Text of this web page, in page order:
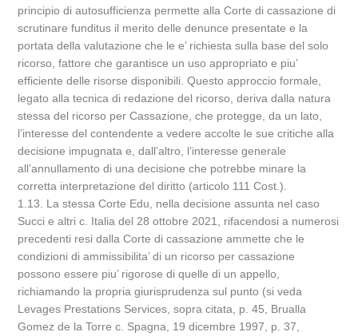
principio di autosufficienza permette alla Corte di cassazione di
scrutinare funditus il merito delle denunce presentate e la
portata della valutazione che le e’ richiesta sulla base del solo
ricorso, fattore che garantisce un uso appropriato e piu’
efficiente delle risorse disponibili. Questo approccio formale,
legato alla tecnica di redazione del ricorso, deriva dalla natura
stessa del ricorso per Cassazione, che protegge, da un lato,
l’interesse del contendente a vedere accolte le sue critiche alla
decisione impugnata e, dall’altro, l’interesse generale
all’annullamento di una decisione che potrebbe minare la
corretta interpretazione del diritto (articolo 111 Cost.).
1.13. La stessa Corte Edu, nella decisione assunta nel caso
Succi e altri c. Italia del 28 ottobre 2021, rifacendosi a numerosi
precedenti resi dalla Corte di cassazione ammette che le
condizioni di ammissibilita’ di un ricorso per cassazione
possono essere piu’ rigorose di quelle di un appello,
richiamando la propria giurisprudenza sul punto (si veda
Levages Prestations Services, sopra citata, p. 45, Brualla
Gomez de la Torre c. Spagna, 19 dicembre 1997, p. 37,